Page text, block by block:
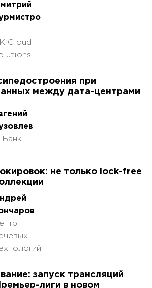
Cloud
при
между дата-центрами
Банк
не только lock-free
запуск трансляций
лиги в новом